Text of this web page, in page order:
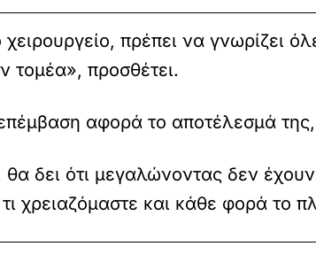
πρέπει να γνωρίζει
τομέα», προσθέτει.
αφορά το αποτέλεσμά
δει ότι μεγαλώνοντας δεν έχουν
χρειαζόμαστε και κάθε φορά το